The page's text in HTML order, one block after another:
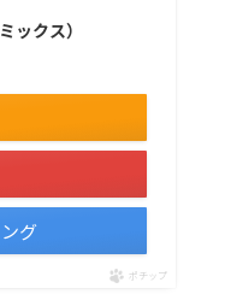
ックス）
グ
ポチップ